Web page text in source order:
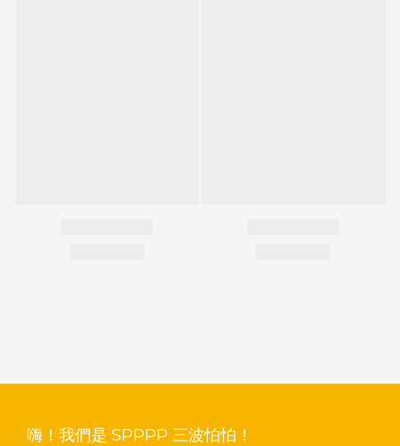
嗨！我們是 SPPPP 三波怕怕！